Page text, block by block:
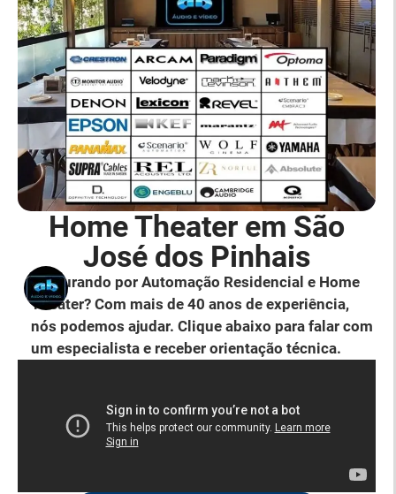
Home Theater em São
José dos Pinhais
Procurando por Automação Residencial e Home
Theater? Com mais de 40 anos de experiência,
nós podemos ajudar. Clique abaixo para falar com
um especialista e receber orientação técnica.